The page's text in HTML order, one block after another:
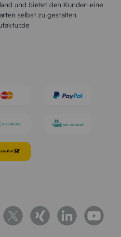
und bietet den Kunden eine
selbst zu gestalten.